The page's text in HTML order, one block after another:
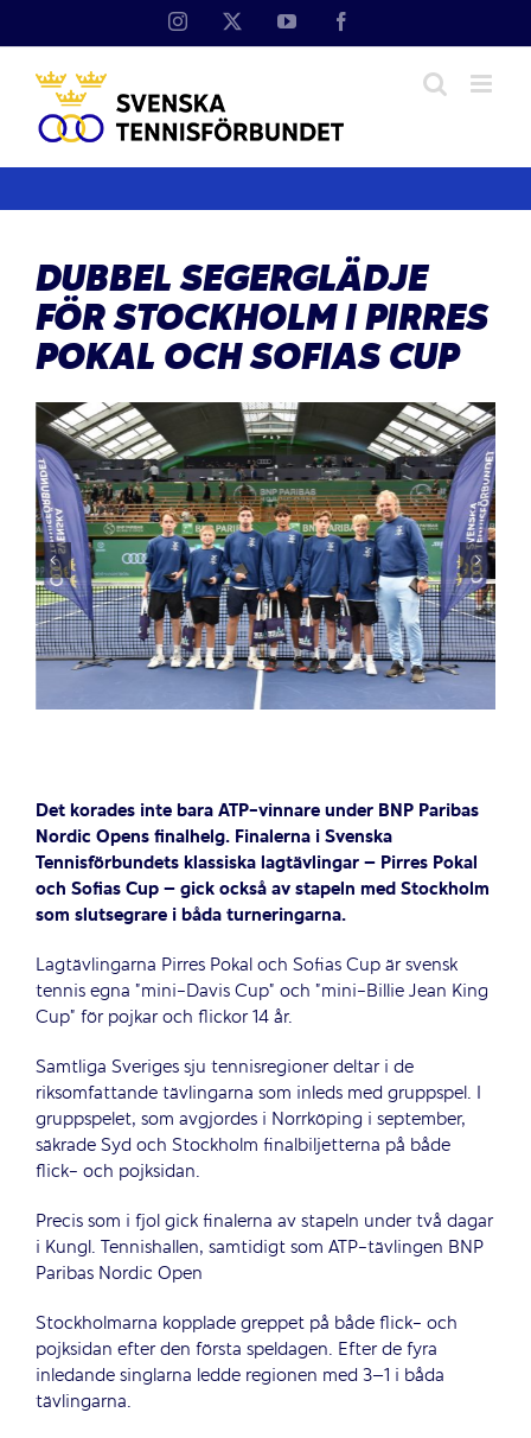
Instagram YouTube
DUBBEL SEGERGLÄDJE
FÖR STOCKHOLM I PIRRES
POKAL OCH SOFIAS CUP
Det korades inte bara ATP-vinnare under BNP Paribas
Nordic Opens finalhelg. Finalerna i Svenska
Tennisförbundets klassiska lagtävlingar – Pirres Pokal
och Sofias Cup – gick också av stapeln med Stockholm
som slutsegrare i båda turneringarna.
Lagtävlingarna Pirres Pokal och Sofias Cup är svensk
tennis egna ”mini-Davis Cup” och ”mini-Billie Jean King
Cup” för pojkar och flickor 14 år.
Samtliga Sveriges sju tennisregioner deltar i de
riksomfattande tävlingarna som inleds med gruppspel. I
gruppspelet, som avgjordes i Norrköping i september,
säkrade Syd och Stockholm finalbiljetterna på både
flick- och pojksidan.
Precis som i fjol gick finalerna av stapeln under två dagar
i Kungl. Tennishallen, samtidigt som ATP-tävlingen BNP
Paribas Nordic Open
Stockholmarna kopplade greppet på både flick- och
pojksidan efter den första speldagen. Efter de fyra
inledande singlarna ledde regionen med 3–1 i båda
tävlingarna.